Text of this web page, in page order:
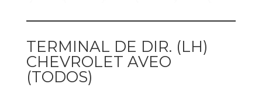
TERMINAL DE DIR. (LH)
CHEVROLET AVEO
(TODOS)